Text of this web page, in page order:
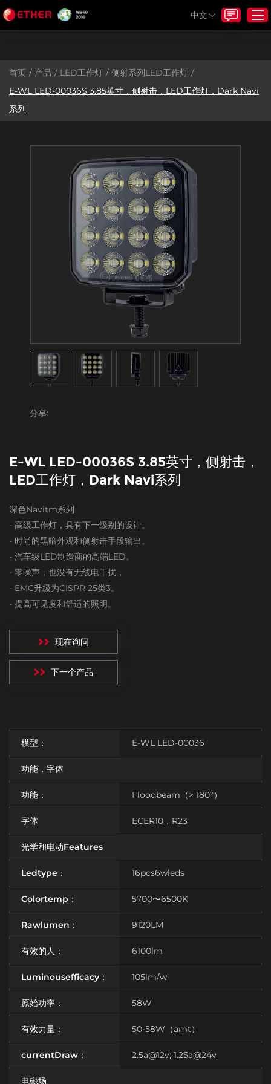
首页
产品
项目和解决方案
资源
新闻
与我们联系
中文
首页 / 产品 / LED工作灯 / 侧射系列LED工作灯 /
E-WL LED-00036S 3.85英寸，侧射击，LED工作灯，Dark Navi
系列
分享:
E-WL LED-00036S 3.85英寸，侧射击，
LED工作灯，Dark Navi系列
深色Navitm系列
- 高级工作灯，具有下一级别的设计。
- 时尚的黑暗外观和侧射击手段输出。
- 汽车级LED制造商的高端LED。
- 零噪声，也没有无线电干扰，
- EMC升级为CISPR 25类3。
- 提高可见度和舒适的照明。
现在询问
下一个产品
模型： E-WL LED-00036
功能，字体
功能： Floodbeam（> 180°）
字体 ECER10，R23
光学和电动Features
Ledtype： 16pcs6wleds
Colortemp： 5700〜6500K
Rawlumen： 9120LM
有效的人： 6100lm
Luminousefficacy： 105lm/w
原始功率： 58W
有效力量： 50-58W（amt）
currentDraw： 2.5a@12v; 1.25a@24v
电磁场